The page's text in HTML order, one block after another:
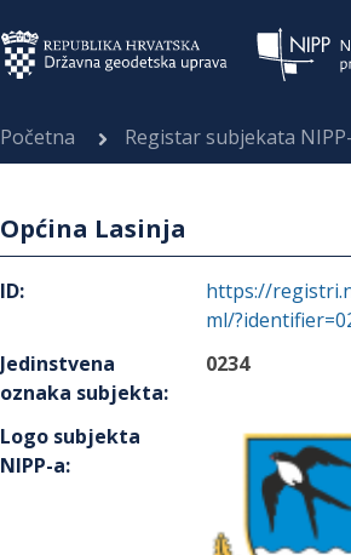
Početna Registar subjekata
Općina Lasinja
ID:
https://
ml/
Jedinstvena
oznaka subjekta:
0234
Logo subjekta
NIPP-a: